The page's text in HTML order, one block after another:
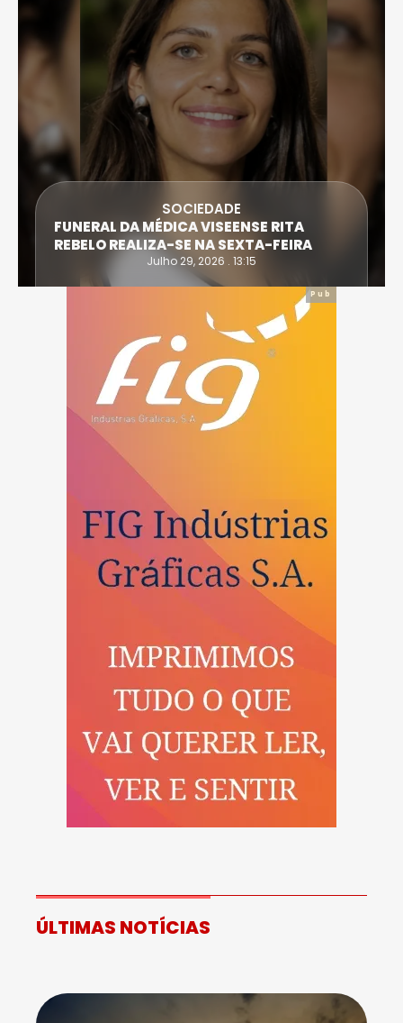
SOCIEDADE
FUNERAL DA MÉDICA VISEENSE RITA
REBELO REALIZA-SE NA SEXTA-FEIRA
Julho 29, 2026 . 13:15
Pub
ÚLTIMAS NOTÍCIAS